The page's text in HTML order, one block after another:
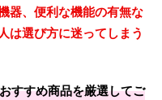
器、便利な機能の有無な
は選び方に迷ってしまう
すすめ商品を厳選してご